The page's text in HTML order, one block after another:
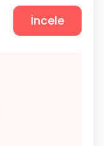
İncele